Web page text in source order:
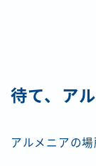
待て、ア
アルメニアの場